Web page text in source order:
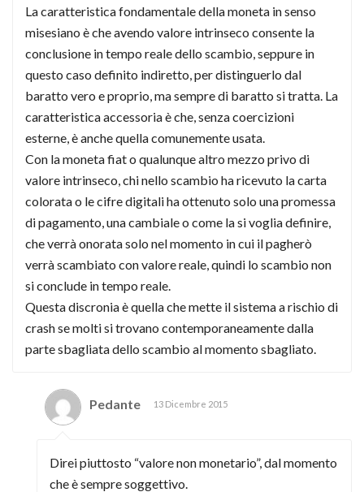
La caratteristica fondamentale della moneta in senso
misesiano è che avendo valore intrinseco consente la
conclusione in tempo reale dello scambio, seppure in
questo caso definito indiretto, per distinguerlo dal
baratto vero e proprio, ma sempre di baratto si tratta. La
caratteristica accessoria è che, senza coercizioni
esterne, è anche quella comunemente usata.
Con la moneta fiat o qualunque altro mezzo privo di
valore intrinseco, chi nello scambio ha ricevuto la carta
colorata o le cifre digitali ha ottenuto solo una promessa
di pagamento, una cambiale o come la si voglia definire,
che verrà onorata solo nel momento in cui il pagherò
verrà scambiato con valore reale, quindi lo scambio non
si conclude in tempo reale.
Questa discronia è quella che mette il sistema a rischio di
crash se molti si trovano contemporaneamente dalla
parte sbagliata dello scambio al momento sbagliato.
Pedante 13 Dicembre 2015
Direi piuttosto “valore non monetario”, dal momento
che è sempre soggettivo.